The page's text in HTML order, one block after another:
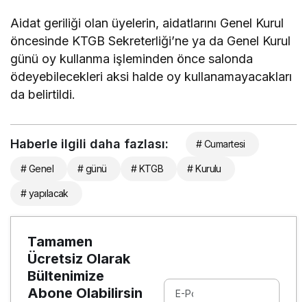
Aidat geriliği olan üyelerin, aidatlarını Genel Kurul
öncesinde KTGB Sekreterliği’ne ya da Genel Kurul
günü oy kullanma işleminden önce salonda
ödeyebilecekleri aksi halde oy kullanamayacakları
da belirtildi.
Haberle ilgili daha fazlası: # Cumartesi
# Genel # günü # KTGB # Kurulu
# yapılacak
Tamamen
Ücretsiz Olarak
Bültenimize
Abone Olabilirsin